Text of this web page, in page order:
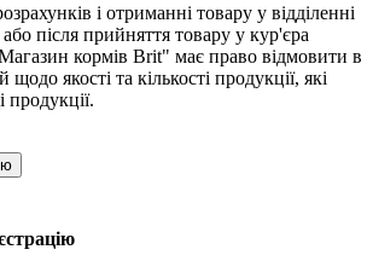
і отриманні товару у відділенні
після прийняття товару у кур'єра
кормів Brit" має право відмовити в
щодо якості та кількості продукції, які
продукції.